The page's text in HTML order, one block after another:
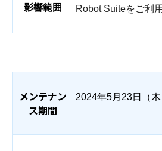
影響範囲 Robot Suiteをご利
メンテナン
ス期間
2024年5月 23日（木